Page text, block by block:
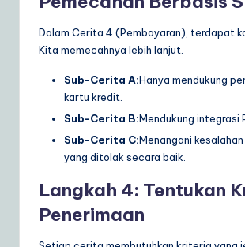
Dalam Cerita 4 (Pembayaran), terdapat
Kita memecahnya lebih lanjut.
Sub-Cerita A:Hanya mendukung
kartu kredit.
Sub-Cerita B:Mendukung integrasi
Sub-Cerita C:Menangani
yang ditolak secara baik.
Langkah 4: Tentukan
Penerimaan